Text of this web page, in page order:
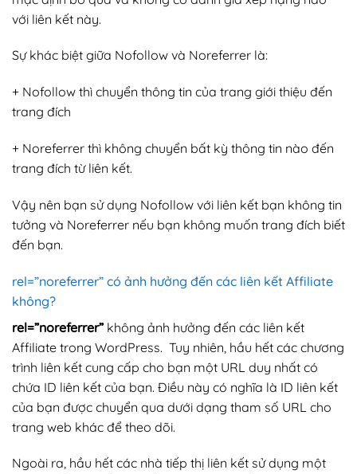
với liên kết này.
Sự khác biệt giữa Nofollow và Noreferrer là:
+ Nofollow thì chuyển thông tin của trang giới thiệu đến
trang đích
+ Noreferrer thì không chuyển bất kỳ thông tin nào đến
trang đích từ liên kết.
Vậy nên bạn sử dụng Nofollow với liên kết bạn không tin
tưởng và Noreferrer nếu bạn không muốn trang đích biết
đến bạn.
rel=”noreferrer” có ảnh hưởng đến các liên kết Affiliate
không?
rel=”noreferrer” không ảnh hưởng đến các liên kết
Affiliate trong WordPress. Tuy nhiên, hầu hết các chương
trình liên kết cung cấp cho bạn một URL duy nhất có
chứa ID liên kết của bạn. Điều này có nghĩa là ID liên kết
của bạn được chuyển qua dưới dạng tham số URL cho
trang web khác để theo dõi.
Ngoài ra, hầu hết các nhà tiếp thị liên kết sử dụng một